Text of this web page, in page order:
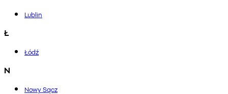
Lublin
Ł
Łódź
N
Nowy Sącz